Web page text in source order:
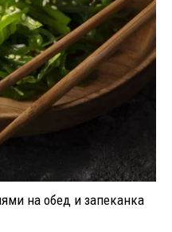
на обед и запеканка